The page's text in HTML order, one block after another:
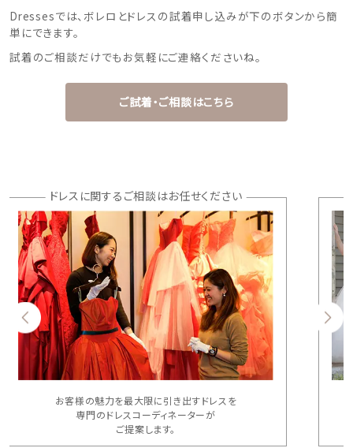
Dressesでは、ボレロとドレスの試着申し込みが下のボタンから簡
単にできます。
試着のご相談だけでもお気軽にご連絡くださいね。
ご試着・ご相談はこちら
ドレスに関するご相談はお任せください
お客様の魅力を最大限に引き出すドレスを
専門のドレスコーディネーターが
ご提案します。